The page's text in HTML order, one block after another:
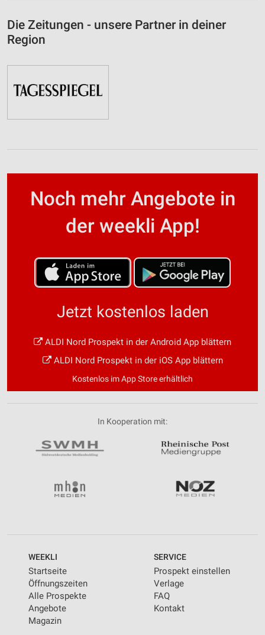
Die Zeitungen - unsere Partner in deiner
Region
Noch mehr Angebote in
der weekli App!
Jetzt kostenlos laden
ALDI Nord Prospekt in der Android App blättern
ALDI Nord Prospekt in der iOS App blättern
Kostenlos im App Store erhältlich
In Kooperation mit:
WEEKLI
Startseite
Öffnungszeiten
Alle Prospekte
Angebote
Magazin
SERVICE
Prospekt einstellen
Verlage
FAQ
Kontakt